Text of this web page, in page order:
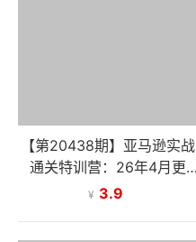
【第20438期】亚马逊实战
通关特训营：26年4月更
新，多维选品+渐进式打法+
¥ 3.9